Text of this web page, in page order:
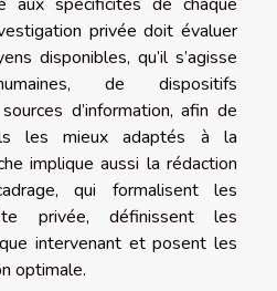
privée doit évaluer
disponibles, qu’il s’agisse
de dispositifs
d’information, afin de
les mieux adaptés à la
implique aussi la rédaction
qui formalisent les
privée, définissent les
intervenant et posent les
optimale.